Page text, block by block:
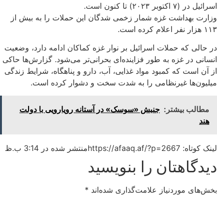
اسرائیل در (۷ اکتوبر ۲۰۲۳) تا کنون است.
وزارت بهداشت غزه شمار زخمی شدگان این حملات را به بیش از
۱۱۳ هزار نفر اعلام کرده است.
در حالی که حملات اسرائیل بر نوار غزه کماکان ادامه دارد، وضعیت
انسانی در غزه به طور فزاینده‌ای بحرانی‌تر می‌شود. گزارش‌ها حاکی
از آن است که کمبود مواد غذایی، آب، دارو و پناهگاه، شرایط زندگی
میلیون‌ها غیرنظامی را به شدت سخت و دشوار کرده است.
مطالب بیشتر: جنبش «سوسک» در آستانه رویارویی با دولت
هند
لینک کوتاه: https://afaaq.af/?p=2667 منتشر شده در 3:14 ب.ظ
دیدگاهتان را بنویسید
بخش‌های موردنیاز علامت‌گذاری شده‌اند *